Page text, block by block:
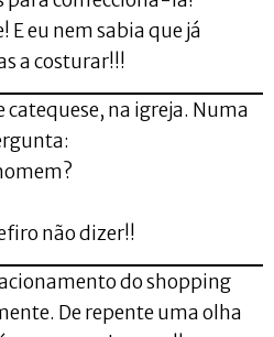
E eu nem sabia que já
a costurar!!!
catequese, na igreja. Numa
não dizer!!
do shopping
De repente uma olha